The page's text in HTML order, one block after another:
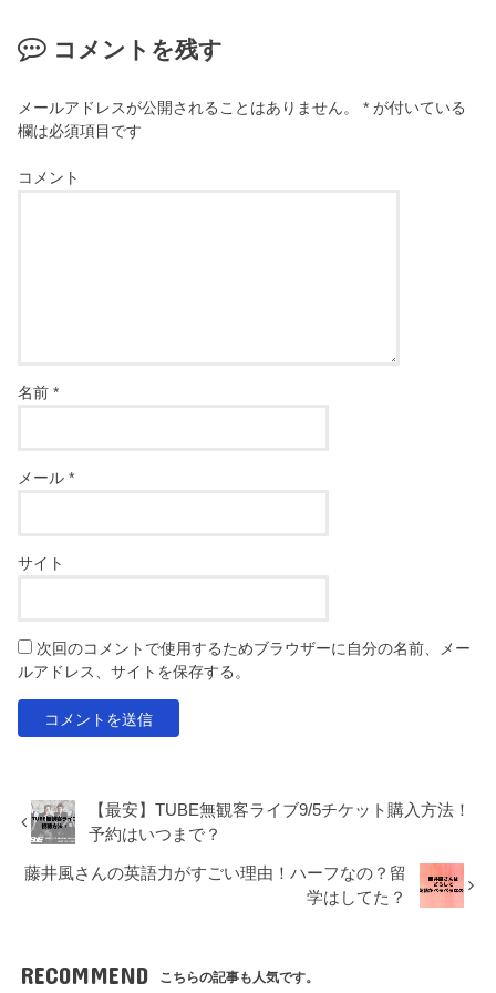
コメントを残す
メールアドレスが公開されることはありません。 * が付いている
欄は必須項目です
コメント
名前*
メール*
サイト
次回のコメントで使用するためブラウザーに自分の名前、メー
ルアドレス、サイトを保存する。
【最安】TUBE無観客ライブ9/5チケット購入方法！
予約はいつまで？
藤井風さんの英語力がすごい理由！ハーフなの？留
学はしてた？
RECOMMEND こちらの記事も人気です。